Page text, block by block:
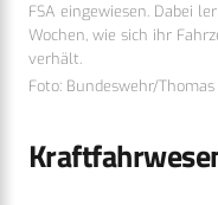
FSA eingewiesen. Dabei
Wochen, wie sich ihr
verhält.
Foto: Bundeswehr/